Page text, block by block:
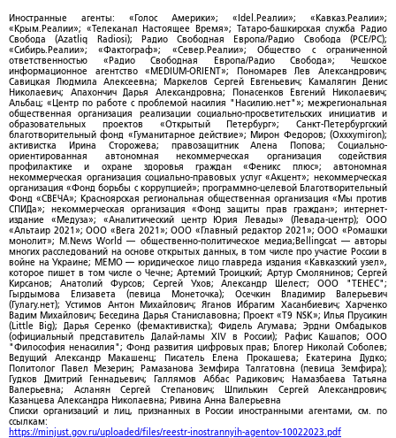
Иностранные агенты: «Голос Америки»; «Idel.Реалии»; «Кавказ.Реалии»;
«Крым.Реалии»; «Телеканал Настоящее Время»; Татаро-башкирская служба Радио
Свобода (Azatliq Radiosi); Радио Свободная Европа/Радио Свобода (PCE/PC);
«Сибирь.Реалии»; «Фактограф»; «Север.Реалии»; Общество с ограниченной
ответственностью «Радио Свободная Европа/Радио Свобода»; Чешское
информационное агентство «MEDIUM-ORIENT»; Пономарев Лев Александрович;
Савицкая Людмила Алексеевна; Маркелов Сергей Евгеньевич; Камалягин Денис
Николаевич; Апахончич Дарья Александровна; Понасенков Евгений Николаевич;
Альбац; «Центр по работе с проблемой насилия "Насилию.нет"»; межрегиональная
общественная организация реализации социально-просветительских инициатив и
образовательных проектов «Открытый Петербург»; Санкт-Петербургский
благотворительный фонд «Гуманитарное действие»; Мирон Федоров; (Oxxxymiron);
активистка Ирина Сторожева; правозащитник Алена Попова; Социально-
ориентированная автономная некоммерческая организация содействия
профилактике и охране здоровья граждан «Феникс плюс»; автономная
некоммерческая организация социально-правовых услуг «Акцент»; некоммерческая
организация «Фонд борьбы с коррупцией»; программно-целевой Благотворительный
Фонд «СВЕЧА»; Красноярская региональная общественная организация «Мы против
СПИДа»; некоммерческая организация «Фонд защиты прав граждан»; интернет-
издание «Медуза»; «Аналитический центр Юрия Левады» (Левада-центр); ООО
«Альтаир 2021»; ООО «Вега 2021»; ООО «Главный редактор 2021»; ООО «Ромашки
монолит»; M.News World — общественно-политическое медиа;Bellingcat — авторы
многих расследований на основе открытых данных, в том числе про участие России в
войне на Украине; МЕМО — юридическое лицо главреда издания «Кавказский узел»,
которое пишет в том числе о Чечне; Артемий Троицкий; Артур Смолянинов; Сергей
Кирсанов; Анатолий Фурсов; Сергей Ухов; Александр Шелест; ООО "ТЕНЕС";
Гырдымова Елизавета (певица Монеточка); Осечкин Владимир Валерьевич
(Гулагу.нет); Устимов Антон Михайлович; Яганов Ибрагим Хасанбиевич; Харченко
Вадим Михайлович; Беседина Дарья Станиславовна; Проект «T9 NSK»; Илья Прусикин
(Little Big); Дарья Серенко (фемактивистка); Фидель Агумава; Эрдни Омбадыков
(официальный представитель Далай-ламы XIV в России); Рафис Кашапов; ООО
"Философия ненасилия"; Фонд развития цифровых прав; Блогер Николай Соболев;
Ведущий Александр Макашенц; Писатель Елена Прокашева; Екатерина Дудко;
Политолог Павел Мезерин; Рамазанова Земфира Талгатовна (певица Земфира);
Гудков Дмитрий Геннадьевич; Галлямов Аббас Радикович; Намазбаева Татьяна
Валерьевна; Асланян Сергей Степанович; Шпилькин Сергей Александрович;
Казанцева Александра Николаевна; Ривина Анна Валерьевна
Списки организаций и лиц, признанных в России иностранными агентами, см. по
ссылкам:
https://minjust.gov.ru/uploaded/files/reestr-inostrannyih-agentov-10022023.pdf